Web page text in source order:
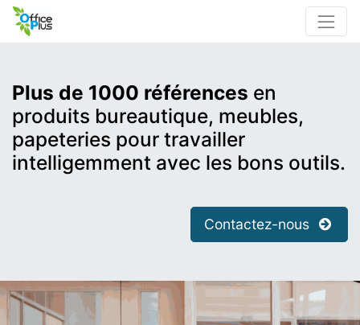
Plus de 1000 références en
produits bureautique, meubles,
papeteries pour travailler
intelligemment avec les bons outils.
Contactez-nous